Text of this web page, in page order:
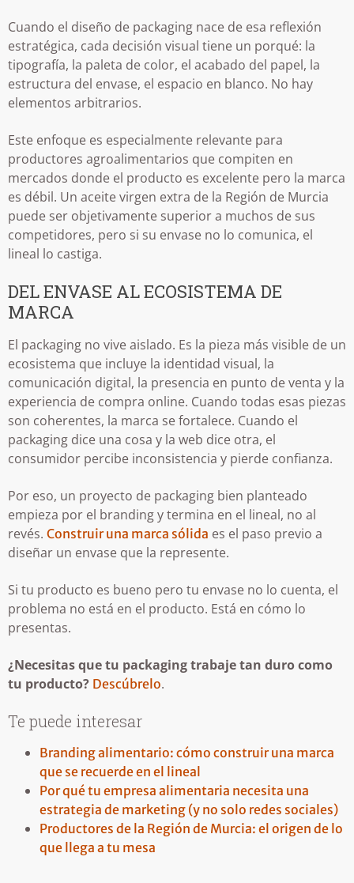
Cuando el diseño de packaging nace de esa reflexión
estratégica, cada decisión visual tiene un porqué: la
tipografía, la paleta de color, el acabado del papel, la
estructura del envase, el espacio en blanco. No hay
elementos arbitrarios.
Este enfoque es especialmente relevante para
productores agroalimentarios que compiten en
mercados donde el producto es excelente pero la marca
es débil. Un aceite virgen extra de la Región de Murcia
puede ser objetivamente superior a muchos de sus
competidores, pero si su envase no lo comunica, el
lineal lo castiga.
DEL ENVASE AL ECOSISTEMA DE
MARCA
El packaging no vive aislado. Es la pieza más visible de un
ecosistema que incluye la identidad visual, la
comunicación digital, la presencia en punto de venta y la
experiencia de compra online. Cuando todas esas piezas
son coherentes, la marca se fortalece. Cuando el
packaging dice una cosa y la web dice otra, el
consumidor percibe inconsistencia y pierde confianza.
Por eso, un proyecto de packaging bien planteado
empieza por el branding y termina en el lineal, no al
revés. Construir una marca sólida es el paso previo a
diseñar un envase que la represente.
Si tu producto es bueno pero tu envase no lo cuenta, el
problema no está en el producto. Está en cómo lo
presentas.
¿Necesitas que tu packaging trabaje tan duro como
tu producto? Descúbrelo.
Te puede interesar
Branding alimentario: cómo construir una marca
que se recuerde en el lineal
Por qué tu empresa alimentaria necesita una
estrategia de marketing (y no solo redes sociales)
Productores de la Región de Murcia: el origen de lo
que llega a tu mesa